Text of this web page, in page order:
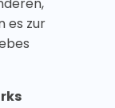
es zur